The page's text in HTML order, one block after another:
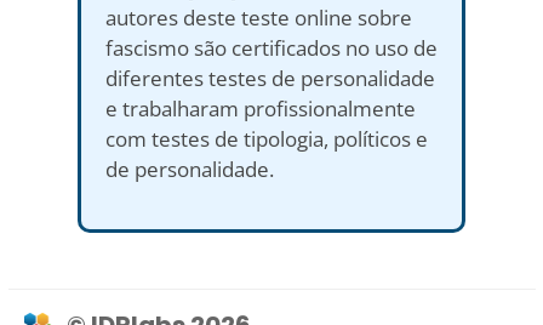
autores deste teste online sobre
fascismo são certificados no uso de
diferentes testes de personalidade
e trabalharam profissionalmente
com testes de tipologia, políticos e
de personalidade.